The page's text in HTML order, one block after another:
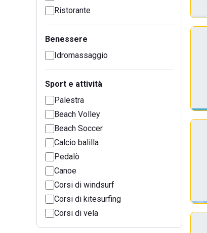
Ristorante
Benessere
Idromassaggio
Sport e attività
Palestra
Beach Volley
Beach Soccer
Calcio balilla
Pedalò
Canoe
Corsi di windsurf
Corsi di kitesurfing
Corsi di vela